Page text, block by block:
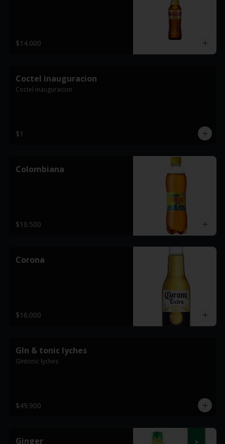
$14.000
Coctel inauguracion
Coctel inauguracion
$1
Colombiana
$10.500
Corona
$16.000
GIn & tonic lyches
GIntonic lyches
$49.900
Ginger